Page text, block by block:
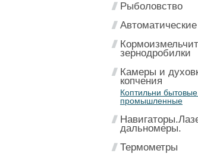
Рыболовство
зернодробилки
Камеры и
копчения
Коптильни
промышленные
дальномеры.
Термометры